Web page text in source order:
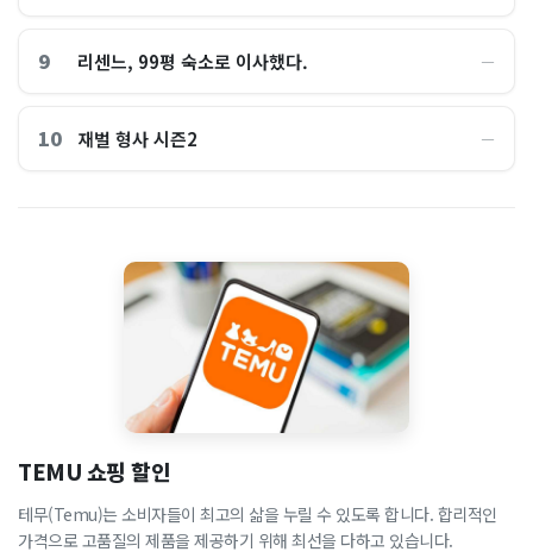
9 리센느, 99평 숙소로 이사했다. ―
10 재벌 형사 시즌2 ―
TEMU 쇼핑 할인
테무(Temu)는 소비자들이 최고의 삶을 누릴 수 있도록 합니다. 합리적인
가격으로 고품질의 제품을 제공하기 위해 최선을 다하고 있습니다.